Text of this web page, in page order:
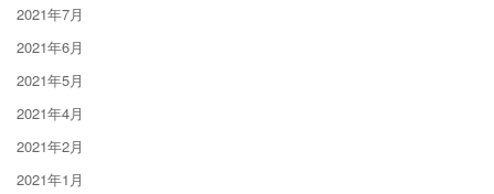
2021年7月
2021年6月
2021年5月
2021年4月
2021年2月
2021年1月